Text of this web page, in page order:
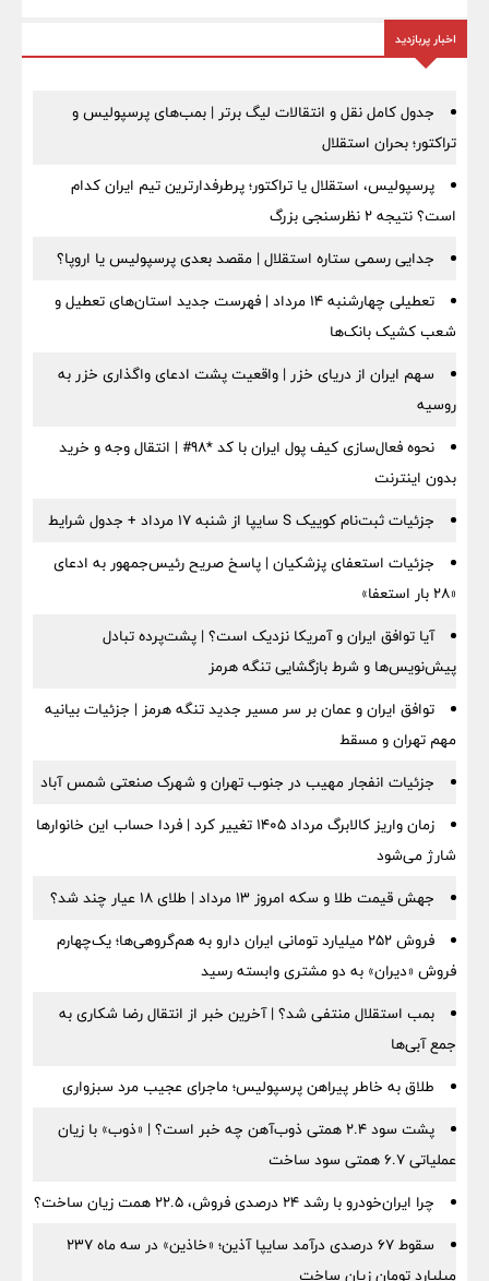
اخبار پربازدید
جدول کامل نقل و انتقالات لیگ برتر | بمب‌های پرسپولیس و
تراکتور؛ بحران استقلال
پرسپولیس، استقلال یا تراکتور؛ پرطرفدارترین تیم ایران کدام
است؟ نتیجه ۲ نظرسنجی بزرگ
جدایی رسمی ستاره استقلال | مقصد بعدی پرسپولیس یا اروپا؟
تعطیلی چهارشنبه ۱۴ مرداد | فهرست جدید استان‌های تعطیل و
شعب کشیک بانک‌ها
سهم ایران از دریای خزر | واقعیت پشت ادعای واگذاری خزر به
روسیه
نحوه فعال‌سازی کیف پول ایران با کد *98# | انتقال وجه و خرید
بدون اینترنت
جزئیات ثبت‌نام کوییک S سایپا از شنبه ۱۷ مرداد + جدول شرایط
جزئیات استعفای پزشکیان | پاسخ صریح رئیس‌جمهور به ادعای
«۲۸ بار استعفا»
آیا توافق ایران و آمریکا نزدیک است؟ | پشت‌پرده تبادل
پیش‌نویس‌ها و شرط بازگشایی تنگه هرمز
توافق ایران و عمان بر سر مسیر جدید تنگه هرمز | جزئیات بیانیه
مهم تهران و مسقط
جزئیات انفجار مهیب در جنوب تهران و شهرک صنعتی شمس آباد
زمان واریز کالابرگ مرداد ۱۴۰۵ تغییر کرد | فردا حساب این خانوارها
شارژ می‌شود
جهش قیمت طلا و سکه امروز ۱۳ مرداد | طلای ۱۸ عیار چند شد؟
فروش ۲۵۲ میلیارد تومانی ایران دارو به هم‌گروهی‌ها؛ یک‌چهارم
فروش «دیران» به دو مشتری وابسته رسید
بمب استقلال منتفی شد؟ | آخرین خبر از انتقال رضا شکاری به
جمع آبی‌ها
طلاق به خاطر پیراهن پرسپولیس؛ ماجرای عجیب مرد سبزواری
پشت سود ۲.۴ همتی ذوب‌آهن چه خبر است؟ | «ذوب» با زیان
عملیاتی ۶.۷ همتی سود ساخت
چرا ایران‌خودرو با رشد ۲۴ درصدی فروش، ۲۲.۵ همت زیان ساخت؟
سقوط ۶۷ درصدی درآمد سایپا آذین؛ «خاذین» در سه ماه ۲۳۷
میلیارد تومان زیان ساخت